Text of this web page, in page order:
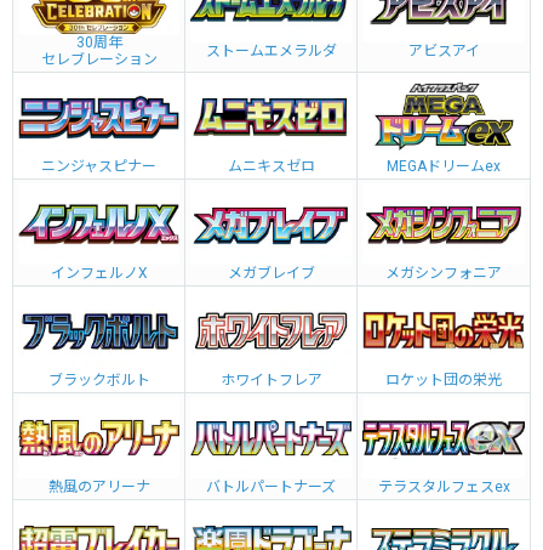
30周年
セレブレーション
ストームエメラルダ アビスアイ
ニンジャスピナー ムニキスゼロ MEGAドリームex
インフェルノX メガブレイブ メガシンフォニア
ブラックボルト ホワイトフレア ロケット団の栄光
熱風のアリーナ バトルパートナーズ テラスタルフェスex